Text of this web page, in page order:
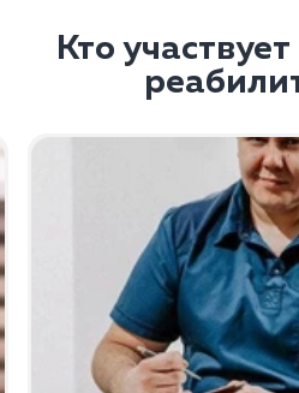
Кто